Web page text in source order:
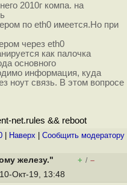
2010г компа. на
по eth0 имеется.Но при
через eth0
как палочка
основного
информация, куда
ноут связь. В этом вопросе
net.rules && reboot
Наверх Cообщить модератору
железу." + / –
Окт-19, 13:48